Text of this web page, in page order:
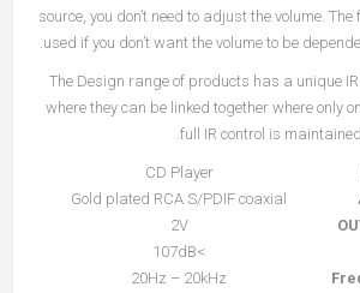
source, you don’t need to adjust the volume.
used if you don’t want the volume to be
The Design range of products has a unique
where they can be linked together where only
full IR control is maintained.
CD Player
Gold plated RCA S/PDIF coaxial
2V
>107dB
20Hz – 20kHz